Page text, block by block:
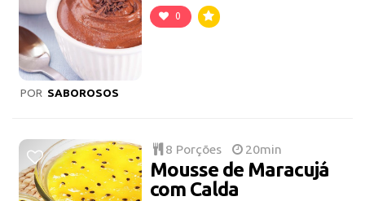
0
POR SABOROSOS
8 Porções 20min
Mousse de Maracujá
com Calda